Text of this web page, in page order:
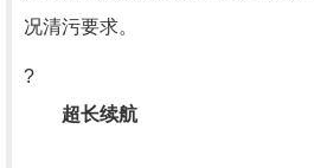
况清污要求。
?
超长续航